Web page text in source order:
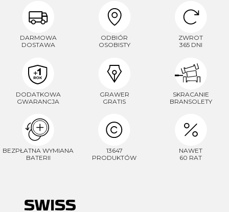
DARMOWA
DOSTAWA
ODBIÓR
OSOBISTY
ZWROT
365 DNI
DODATKOWA
GWARANCJA
GRAWER
GRATIS
SKRACANIE
BRANSOLETY
BEZPŁATNA WYMIANA
BATERII
13647
PRODUKTÓW
NAWET
60 RAT